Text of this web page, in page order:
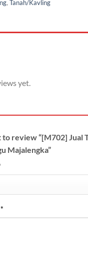
, Tanah/Kavling
yet.
review “[M702] Jual
Majalengka”
*